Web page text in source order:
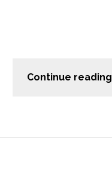
Continue reading